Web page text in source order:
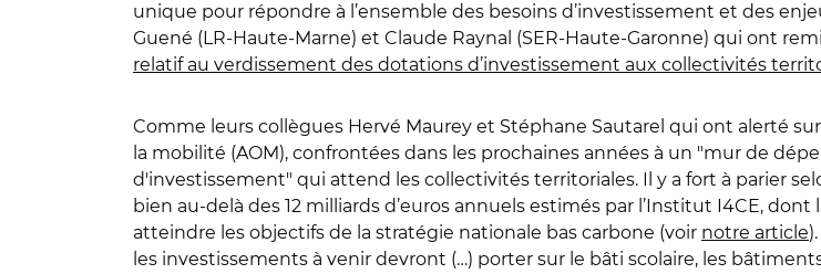
unique pour répondre à l’ensemble des besoins d’investissement et des
Guené (LR-Haute-Marne) et Claude Raynal (SER-Haute-Garonne) qui ont
relatif au verdissement des dotations d’investissement aux collectivités
Comme leurs collègues Hervé Maurey et Stéphane Sautarel qui ont alerté
la mobilité (AOM), confrontées dans les prochaines années à un "mur de
d'investissement" qui attend les collectivités territoriales. Il y a fort à parier
bien au-delà des 12 milliards d’euros annuels estimés par l’Institut I4CE,
atteindre les objectifs de la stratégie nationale bas carbone (voir notre article)
les investissements à venir devront (…) porter sur le bâti scolaire, les